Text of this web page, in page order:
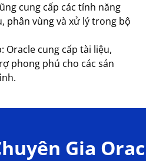
cung cấp các tính năng
phân vùng và xử lý trong bộ
Oracle cung cấp tài liệu,
phong phú cho các sản
Gia